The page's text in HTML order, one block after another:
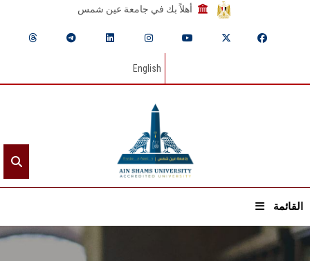
أهلاً بك في جامعة عين شمس
English
القائمة